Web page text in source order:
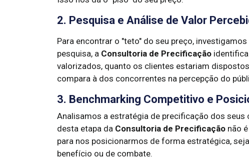
2. Pesquisa e Análise de Valor
Para encontrar o "teto" do seu preço,
pesquisa, a Consultoria de Precificação
valorizados, quanto os clientes estariam
compara à dos concorrentes na percepção do
3. Benchmarking Competitivo e
Analisamos a estratégia de precificação dos
desta etapa da Consultoria de Precificação não
para nos posicionarmos de forma estratégica,
benefício ou de combate.